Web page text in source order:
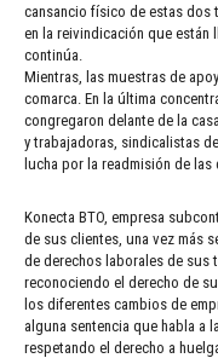
cansancio físico de estas dos
en la reivindicación que están
continúa.
Mientras, las muestras de
comarca. En la última
congregaron delante de la
y trabajadoras, sindicalistas
lucha por la readmisión de las
Konecta BTO, empresa
de sus clientes, una vez más
de derechos laborales de sus
reconociendo el derecho de
los diferentes cambios de
alguna sentencia que habla a
respetando el derecho a